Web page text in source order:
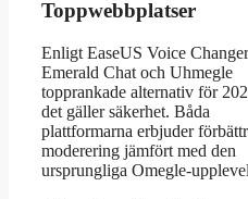
Toppwebbplatser
Enligt EaseUS Voice
Emerald Chat och Uhmegle
topprankade alternativ för
det gäller säkerhet. Båda
plattformarna erbjuder
moderering jämfört med den
ursprungliga Omegle-